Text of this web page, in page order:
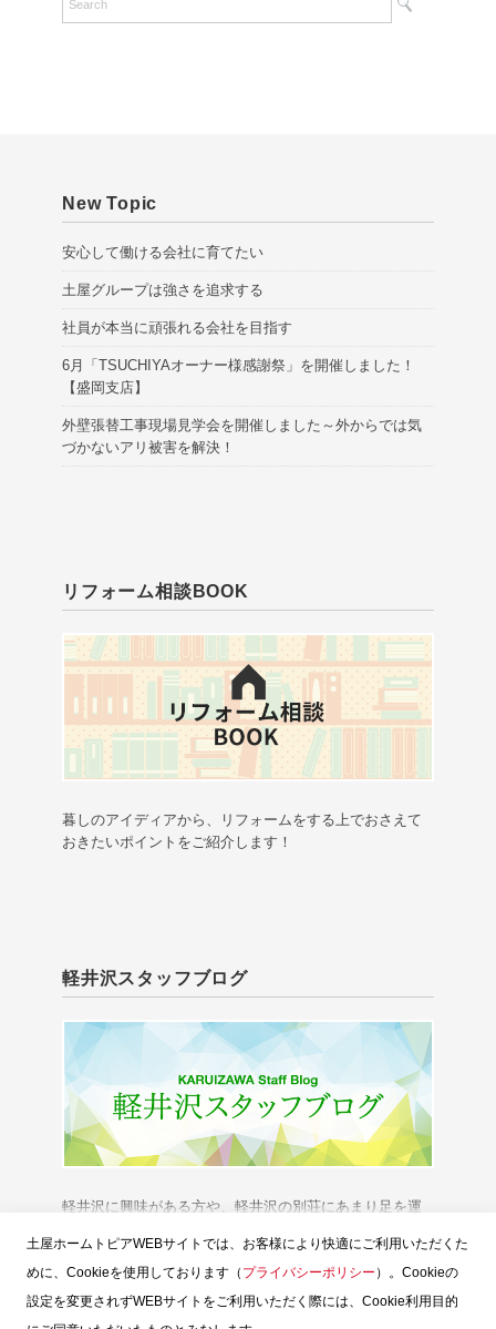
i
New Topic
安心して働ける会社に育てたい
土屋グループは強さを追求する
社員が本当に頑張れる会社を目指す
6月「TSUCHIYAオーナー様感謝祭」を開催しました！
【盛岡支店】
外壁張替工事現場見学会を開催しました～外からでは気
づかないアリ被害を解決！
リフォーム相談BOOK
暮しのアイディアから、リフォームをする上でおさえて
おきたいポイントをご紹介します！
軽井沢スタッフブログ
軽井沢に興味がある方や、軽井沢の別荘にあまり足を運
土屋ホームトピアWEBサイトでは、お客様により快適にご利用いただくた
めに、Cookieを使用しております（ プライバシーポリシー ）。Cookieの
設定を変更されずWEBサイトをご利用いただく際には、Cookie利用目的